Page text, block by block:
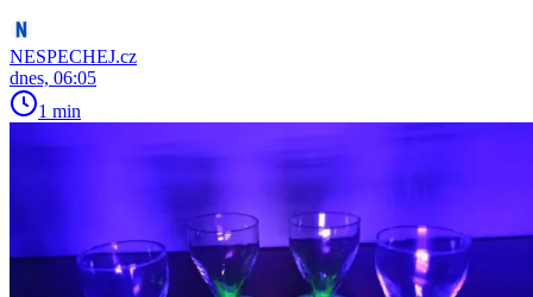
NESPECHEJ.cz
dnes, 06:05
1 min